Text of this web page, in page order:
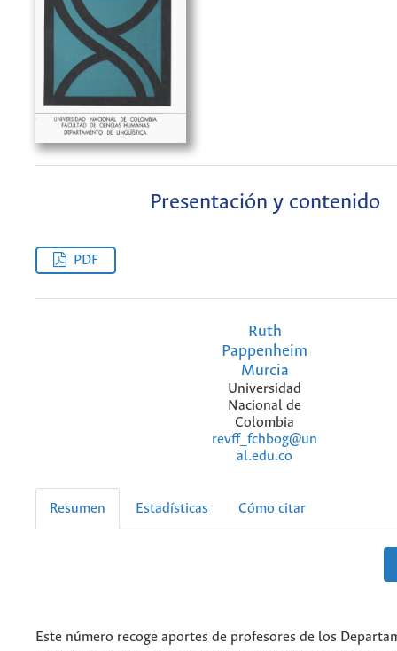
Presentación y contenido
PDF
Ruth
Pappenheim
Murcia
Universidad
Nacional de
Colombia
revff_fchbog@un
al.edu.co
Resumen Estadísticas Cómo citar
Este número recoge aportes de profesores de los